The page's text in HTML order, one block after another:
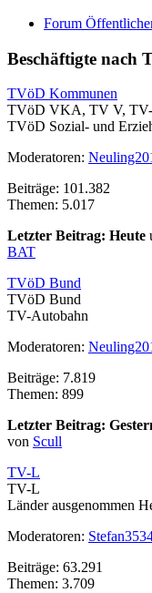
Forum
Beschäftigte nach
TVöD Kommunen
TVöD VKA, TV V,
TVöD Sozial- und
Moderatoren:
Beiträge: 101.382
Themen: 5.017
Letzter Beitrag: Heute
BAT
TVöD Bund
TVöD Bund
TV-Autobahn
Moderatoren:
Beiträge: 7.819
Themen: 899
Letzter Beitrag:
von Scull
TV-L
TV-L
Länder ausgenommen
Moderatoren:
Beiträge: 63.291
Themen: 3.709